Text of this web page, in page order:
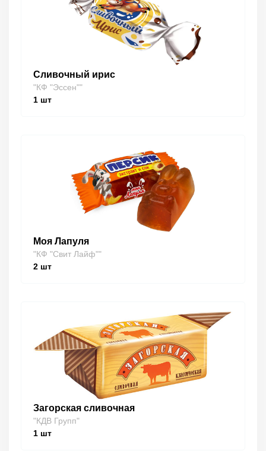
Сливочный ирис
"КФ "Эссен""
1 шт
Моя Лапуля
"КФ "Свит Лайф""
2 шт
Загорская сливочная
"КДВ Групп"
1 шт